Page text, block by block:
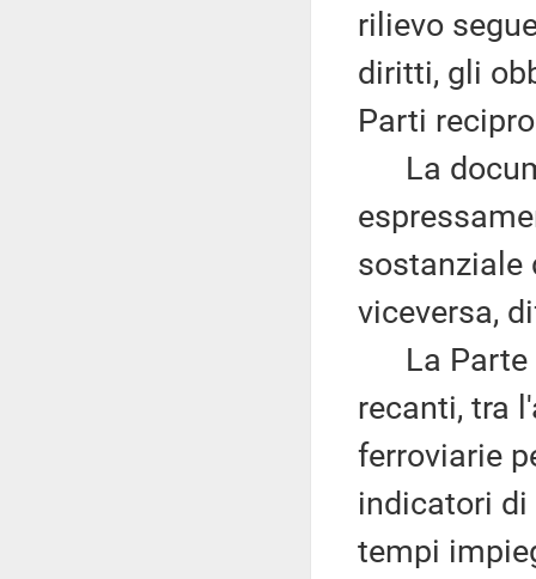
rilievo
diritti, gli
Parti
La
sostanziale
viceversa,
La Parte
recanti, tra
ferroviarie
indicatori
tempi